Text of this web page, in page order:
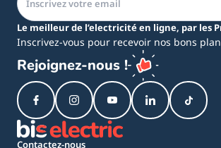
Le meilleur de l’electricité en ligne, par les
Inscrivez-vous pour recevoir nos bons
Rejoignez-nous !
Contactez-nous